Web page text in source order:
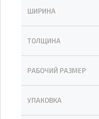
ШИРИНА
ТОЛЩИНА
РАБОЧИЙ РАЗМЕР
УПАКОВКА